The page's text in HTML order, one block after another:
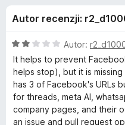
e
d
o
Autor recenzji:
O
c
e
n
a
2
Autor:
It helps to prevent
helps stop), but it is
has 3 of Facebook's URLs
for threads, meta AI,
company pages, and their
an issue and pull request